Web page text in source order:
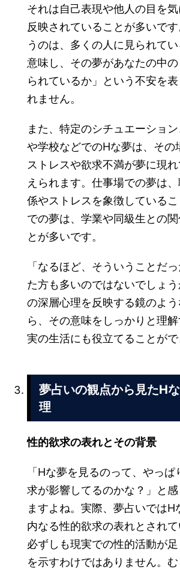
それは自己表現や他人の目を
反映されていることが多いで
うのは、多くの人に見られて
意味し、その夢があなたの中
られているか」という不安を
れません。
また、特定のシチュエーショ
や学校などでのHな夢は、その
ストレスや欲求不満が夢に現
えられます。仕事場での夢は
係やストレスを象徴している
での夢は、学業や同級生との
とが多いです。
「なるほど、そういうことだ
た方も多いのではないでしょ
の深層心理を反映する鏡のよ
ら、その意味をしっかりと理
実の生活にも役立てることがで
夢占いの観点から見たH
理
性的欲求の表れとその背景
「Hな夢を見るのって、やっ
求が影響してるのかな？」と
ますよね。実際、夢占いではH
内なる性的欲求の表れとされ
必ずしも現実での性的活動が
を示すわけではありません。